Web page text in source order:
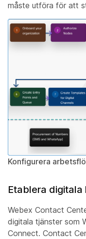
måste utföra för att
Konfigurera
Etablera digitala
Webex Contact
digitala tjänster som
Connect. Contact